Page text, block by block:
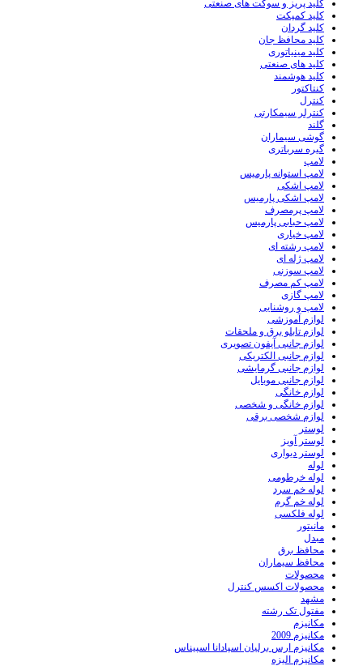
کلید پریز و سوکت های صنعتی
کلید کمپکت
کلید گردان
کلید محافظ جان
کلید مینیاتوری
کلید های صنعتی
کلید هوشمند
کنتاکتور
کنترل
کنترلر سیمکارتی
گلند
گوشی سیماران
گیره سرباتری
لامپ
لامپ استوانه پارمیس
لامپ اشکی
لامپ اشکی پارمیس
لامپ پرمصرف
لامپ حبابی پارمیس
لامپ خیاری
لامپ رشته ای
لامپ ژله ای
لامپ سوزنی
لامپ کم مصرف
لامپ گازی
لامپ و روشنایی
لوازم آموزشی
لوازم تابلو برق و ملحقات
لوازم جانبی آیفون تصویری
لوازم جانبی الکتریکی
لوازم جانبی گرمایشی
لوازم جانبی موبایل
لوازم خانگی
لوازم خانگی و شخصی
لوازم شخصی برقی
لوستر
لوستر آویز
لوستر دیواری
لوله
لوله خرطومی
لوله خم سرد
لوله خم گرم
لوله فلکسی
مانیتور
مبدل
محافظ برق
محافظ سیماران
محصولات
محصولات اکسس کنترل
مشهد
مفتول تک رشته
مکانیزم
مکانیزم 2009
مکانیزم ارس برلیان اسپادانا اسپیناس
مکانیزم الیزه